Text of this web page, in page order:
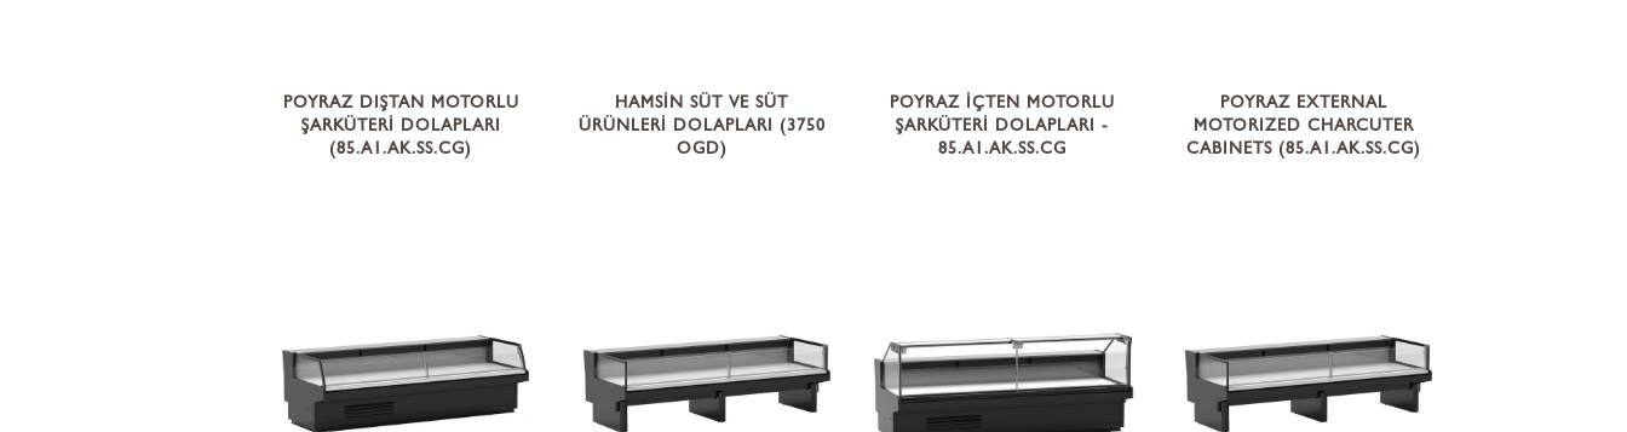
POYRAZ DIŞTAN MOTORLU
ŞARKÜTERİ DOLAPLARI
(85.A1.AK.SS.CG)
HAMSİN SÜT VE SÜT
ÜRÜNLERİ DOLAPLARI (3750
OGD)
POYRAZ İÇTEN MOTORLU
ŞARKÜTERİ DOLAPLARI -
85.A1.AK.SS.CG
POYRAZ EXTERNAL
MOTORIZED CHARCUTER
CABINETS (85.A1.AK.SS.CG)